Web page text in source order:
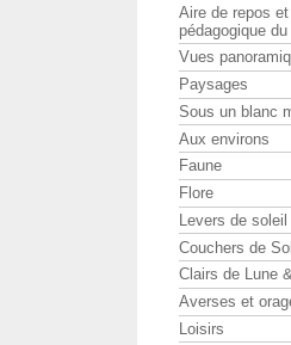
Aire de repos
pédagogique
Vues
Paysages
Sous un blanc
Aux environs
Faune
Flore
Levers de
Couchers de
Clairs de Lune
Averses et
Loisirs